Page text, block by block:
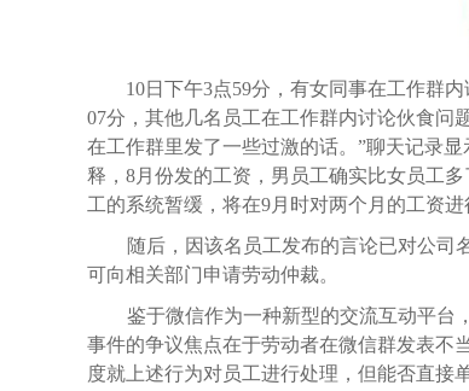
10日下午3点59分，有女同事在工作群
07分，其他几名员工在工作群内讨论伙食问
在工作群里发了一些过激的话。”聊天记录
释，8月份发的工资，男员工确实比女员工
工的系统暂缓，将在9月时对两个月的工资进
随后，因该名员工发布的言论已对公司
可向相关部门申请劳动仲裁。
鉴于微信作为一种新型的交流互动平台
事件的争议焦点在于劳动者在微信群发表不
度就上述行为对员工进行处理，但能否直接